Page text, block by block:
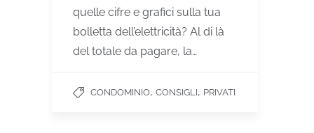
quelle cifre e grafici sulla tua
bolletta dell’elettricità? Al di là
del totale da pagare, la…
CONDOMINIO, CONSIGLI, PRIVATI